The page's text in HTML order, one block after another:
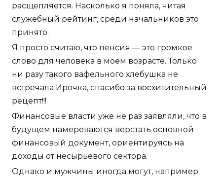
расщепляется. Насколько я поняла, читая
служебный рейтинг, среди начальников это
принято.
Я просто считаю, что пенсия — это громкое
слово для человека в моем возрасте. Только
ни разу такого вафельного хлебушка не
встречала Ирочка, спасибо за восхитительный
рецепт!!!
Финансовые власти уже не раз заявляли, что в
будущем намереваются верстать основной
финансовый документ, ориентируясь на
доходы от несырьевого сектора.
Однако и мужчины иногда могут, например